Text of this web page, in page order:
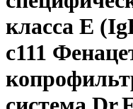
класса E
с111